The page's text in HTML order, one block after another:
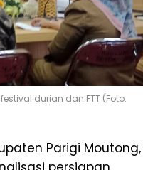
durian dan FTT (Foto:
Parigi Moutong,